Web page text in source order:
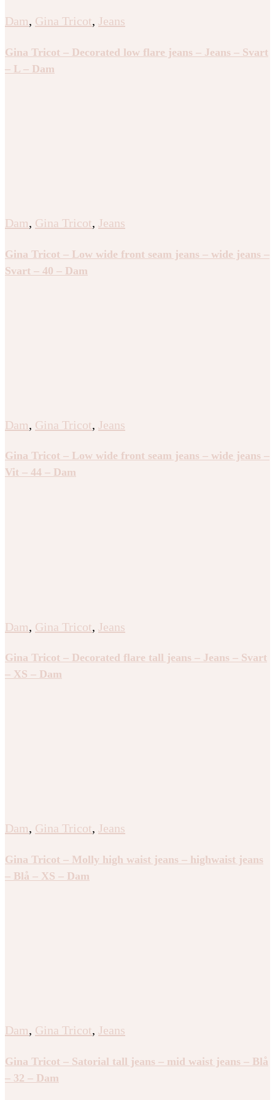
Dam, Gina Tricot, Jeans
Gina Tricot – Decorated low flare jeans – Jeans – Svart
– L – Dam
Dam, Gina Tricot, Jeans
Gina Tricot – Low wide front seam jeans – wide jeans –
Svart – 40 – Dam
Dam, Gina Tricot, Jeans
Gina Tricot – Low wide front seam jeans – wide jeans –
Vit – 44 – Dam
Dam, Gina Tricot, Jeans
Gina Tricot – Decorated flare tall jeans – Jeans – Svart
– XS – Dam
Dam, Gina Tricot, Jeans
Gina Tricot – Molly high waist jeans – highwaist jeans
– Blå – XS – Dam
Dam, Gina Tricot, Jeans
Gina Tricot – Satorial tall jeans – mid waist jeans – Blå
– 32 – Dam